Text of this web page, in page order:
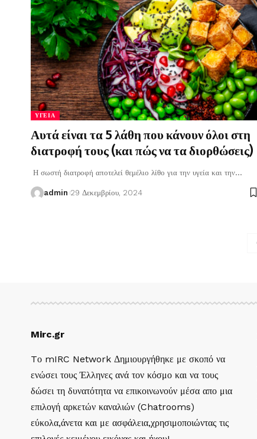
ΥΓΕΊΑ
Αυτά είναι τα 5 λάθη που κάνουν όλοι στη
διατροφή τους (και πώς να τα διορθώσεις)
Η σωστή διατροφή αποτελεί θεμέλιο λίθο για την υγεία και την…
admin 29 Δεκεμβρίου, 2024
Mirc.gr
Tο mIRC Network Δημιουργήθηκε με σκοπό να
ενώσει τους Έλληνες ανά τον κόσμο και να τους
δώσει τη δυνατότητα να επικοινωνούν μέσα απο μια
επιλογή αρκετών καναλιών (Chatrooms)
εύκολα,άνετα και με ασφάλεια,χρησιμοποιώντας τις